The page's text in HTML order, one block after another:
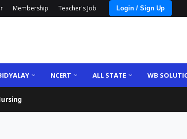
Membership Teacher's Job Login / Sign Up
NCERT ALL STATE WB